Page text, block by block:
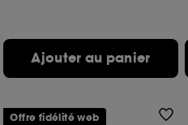
Ajouter au panier
Offre fidélité web